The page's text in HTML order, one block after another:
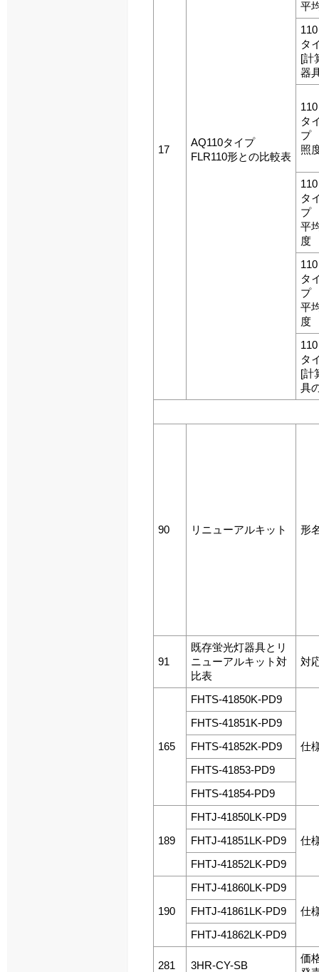
17
AQ110タイプ
FLR110形との比較表
平
タ
[計
器
タ
プ
照
タ
プ
平
度
タ
プ
平
度
タ
[計
具
90 リニューアルキット 形
91
既存蛍光灯器具とリ
ニューアルキット対
比表
対
165
FHTS-41850K-PD9
仕
FHTS-41851K-PD9
FHTS-41852K-PD9
FHTS-41853-PD9
FHTS-41854-PD9
189
FHTJ-41850LK-PD9
仕
FHTJ-41851LK-PD9
FHTJ-41852LK-PD9
190
FHTJ-41860LK-PD9
仕
FHTJ-41861LK-PD9
FHTJ-41862LK-PD9
281 3HR-CY-SB
価